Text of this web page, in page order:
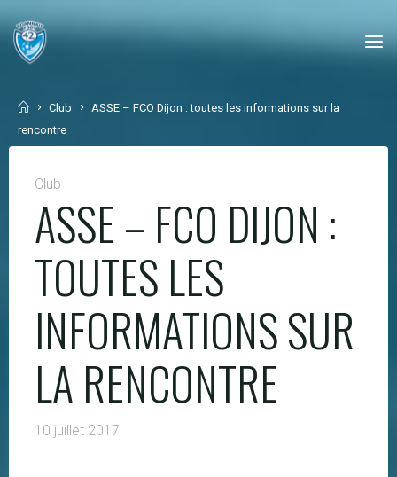
content
Home
Club
ASSE – FCO Dijon : toutes les informations sur la
rencontre
Club
ASSE – FCO DIJON :
TOUTES LES
INFORMATIONS SUR
LA RENCONTRE
10 juillet 2017